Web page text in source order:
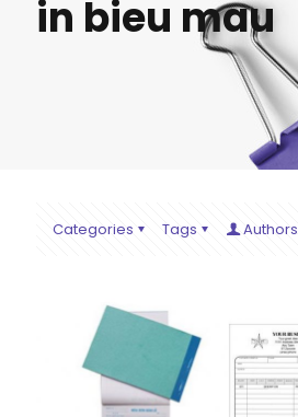
in bieu mau
Categories Tags Authors